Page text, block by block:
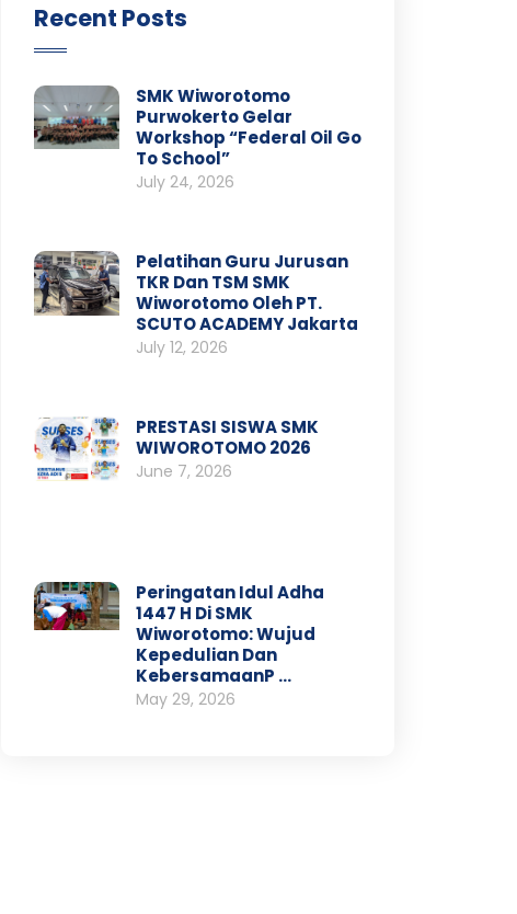
Recent Posts
SMK Wiworotomo
Purwokerto Gelar
Workshop “Federal Oil Go
To School”
July 24, 2026
Pelatihan Guru Jurusan
TKR Dan TSM SMK
Wiworotomo Oleh PT.
SCUTO ACADEMY Jakarta
July 12, 2026
PRESTASI SISWA SMK
WIWOROTOMO 2026
June 7, 2026
Peringatan Idul Adha
1447 H Di SMK
Wiworotomo: Wujud
Kepedulian Dan
KebersamaanP …
May 29, 2026